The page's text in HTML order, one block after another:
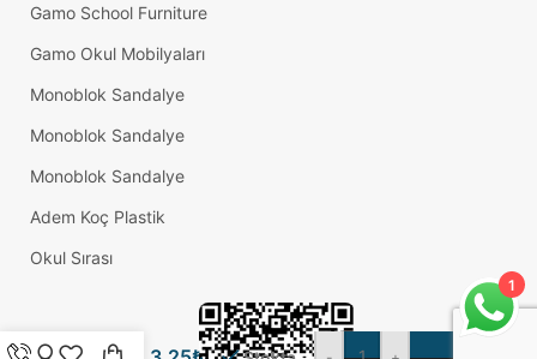
Gamo School Furniture
Gamo Okul Mobilyaları
Monoblok Sandalye
Monoblok Sandalye
Monoblok Sandalye
Adem Koç Plastik
Okul Sırası
20×30
Profil İçin
1